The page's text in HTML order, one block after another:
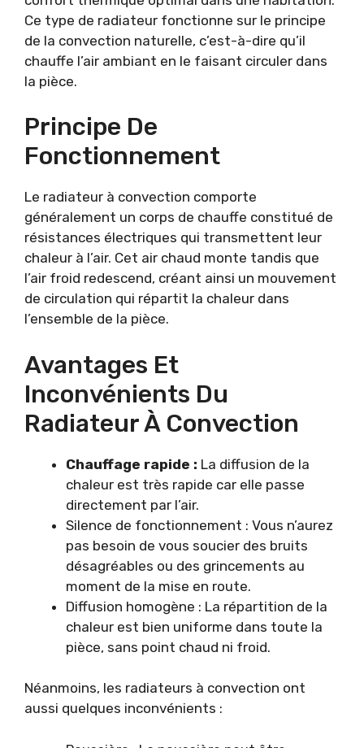
Ce type de radiateur fonctionne sur le principe
de la convection naturelle, c’est-à-dire qu’il
chauffe l’air ambiant en le faisant circuler dans
la pièce.
Principe De
Fonctionnement
Le radiateur à convection comporte
généralement un corps de chauffe constitué de
résistances électriques qui transmettent leur
chaleur à l’air. Cet air chaud monte tandis que
l’air froid redescend, créant ainsi un mouvement
de circulation qui répartit la chaleur dans
l’ensemble de la pièce.
Avantages Et
Inconvénients Du
Radiateur À Convection
Chauffage rapide : La diffusion de la
chaleur est très rapide car elle passe
directement par l’air.
Silence de fonctionnement : Vous n’aurez
pas besoin de vous soucier des bruits
désagréables ou des grincements au
moment de la mise en route.
Diffusion homogène : La répartition de la
chaleur est bien uniforme dans toute la
pièce, sans point chaud ni froid.
Néanmoins, les radiateurs à convection ont
aussi quelques inconvénients :